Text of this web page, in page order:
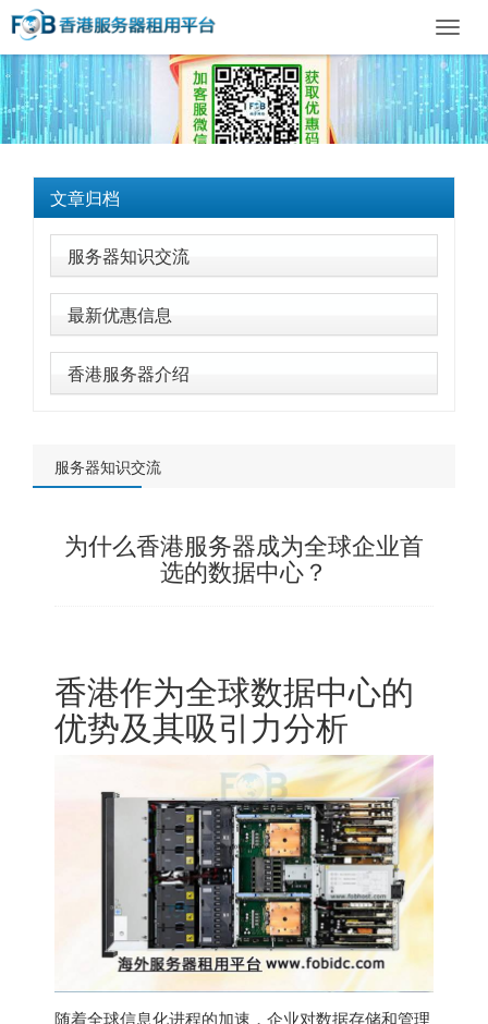
文章归档
服务器知识交流
最新优惠信息
香港服务器介绍
服务器知识交流
为什么香港服务器成为全球企业首
选的数据中心？
香港作为全球数据中心的
优势及其吸引力分析
随着全球信息化进程的加速，企业对数据存储和管理